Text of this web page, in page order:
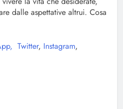
dalle aspettative altrui. Cosa
Twitter, Instagram,